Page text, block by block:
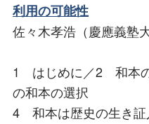
利用の可能性
佐々木孝浩（慶應義塾
1 はじめに／2 和本
の和本の選択
4 和本は歴史の生き